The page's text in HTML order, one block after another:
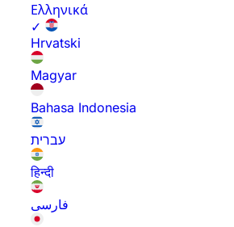
Ελληνικά
✓
Hrvatski
Magyar
Bahasa Indonesia
עברית
हिन्दी
فارسی